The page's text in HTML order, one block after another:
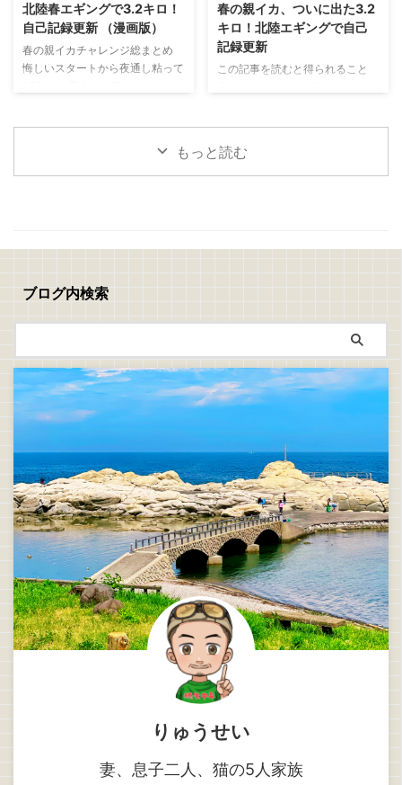
に軽く塩を振り5分ほど置きます
表面に出てきた水分をキッチンペ
ーパーで丁寧に拭き取ったら塩コ
ショウを振ります 次に、 小麦粉
→ 溶き卵 → パン粉 の順番で衣を
...
よく親父と一緒にやっていた
「真鯛のぶっこみ釣り」 最近は
アジングやエギングなど、どちら
かといえばライトで手返しの良い
釣りが中心でしたが、ぶっこみ釣
りますね 仕掛けを遠投して潮を
見ながら、魚が入って ...
北陸春エギングで3.2キロ！
自己記録更新 （漫画版）
春の親イカチャレンジ総まとめ
悔しいスタートから夜通し粘って
春の親イカ、ついに出た3.2
キロ！北陸エギングで自己
記録更新
この記事を読むと得られること
につく 春の親イカチャレンジ 今
回は、春の親イカ狙いの釣行をま
→5/18(月)：1.0キロ、1.47キロ、
もっと読む
ブログ内検索
りゅうせい
妻、息子二人、猫の5人家族